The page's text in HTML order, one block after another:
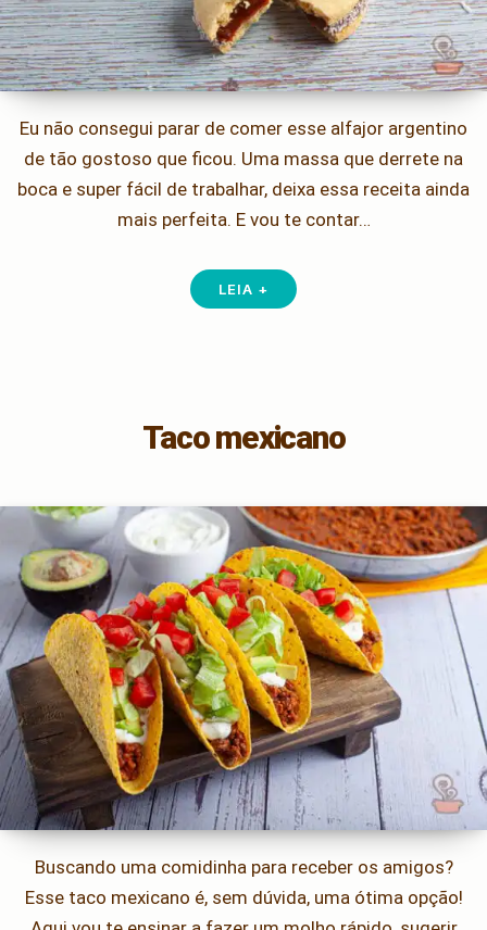
Eu não consegui parar de comer esse alfajor argentino
de tão gostoso que ficou. Uma massa que derrete na
boca e super fácil de trabalhar, deixa essa receita ainda
mais perfeita. E vou te contar…
LEIA +
Taco mexicano
Buscando uma comidinha para receber os amigos?
Esse taco mexicano é, sem dúvida, uma ótima opção!